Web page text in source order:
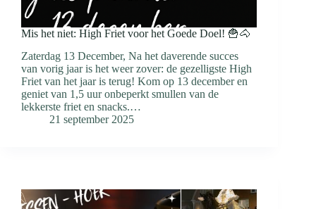
Mis het niet: High Friet voor het Goede Doel! 🍟🐴
Zaterdag 13 December, Na het daverende succes
van vorig jaar is het weer zover: de gezelligste High
Friet van het jaar is terug! Kom op 13 december en
geniet van 1,5 uur onbeperkt smullen van de
lekkerste friet en snacks.…
21 september 2025